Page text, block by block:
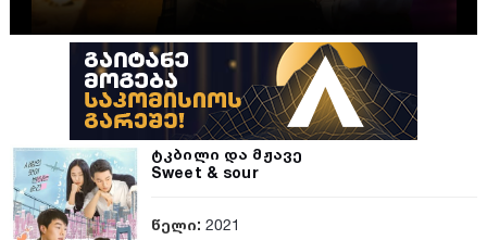
ტკბილი და მჟავე
Sweet & sour
წელი: 2021